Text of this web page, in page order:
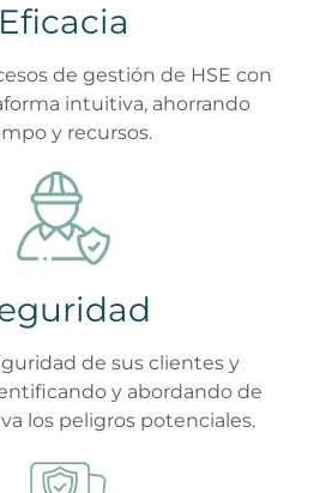
Eficacia
de gestión de HSE con
intuitiva, ahorrando
y recursos.
de sus clientes y
y abordando de
los peligros potenciales.